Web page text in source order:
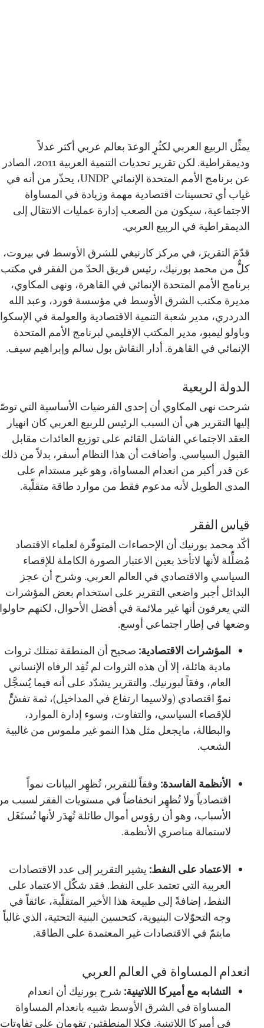
يمثِّل الربيع العربي لكثُرٍ الوعدَ بعالم عربي أكثر عدلاً
وديمقراطية. لكن تقرير تحديات التنمية العربية 2011، الصادر
عن برنامج الأمم المتحدة الإنمائي UNDP، يحذّر من أنه في
غياب أي تحسينات اقتصادية مهمة وزيادة في المساواة
الاجتماعية، سيكون من الصعب إدارة عمليات الانتقال إلى
الديمقراطية في الربيع العربي.
قدّمَ التقريرَ، في مركز كارنيغي للشرق الأوسط في بيروت،
كلٌّ من محمد بورنيك، رئيس فريق الحدّ من الفقر في مكتب
برنامج الأمم المتحدة الإنمائي في القاهرة، ونهى المكاوي،
مديرة مكتب الشرق الأوسط في مؤسسة فورد، وعبد الله
الدردري، مدير شعبة التنمية الاقتصادية والعولمة في الإسكوا،
وباولو ليمبو، مدير المكتب الإقليمي لبرنامج الأمم المتحدة
الإنمائي في القاهرة. أدار النقاش بول سالم وإبراهيم سيف.
الدولة الريعية
شرحت نهى المكاوي أن إحدى الفرضيات الأساسية التي توصّل
إليها التقرير هي أن السبب الرئيس للربيع العربي كان انهيار
العقد الاجتماعي الفاشل القائم على توزيع العائدات مقابل
القبول السياسي. وأضافت أن هذا النظام أسفر، بدلاً من ذلك،
عن قدر أكبر من انعدام المساواة، وهو غير مستدام على
المدى الطويل لأنه مدعوم فقط من موارد طاقة متقلّبة.
قياس الفقر
أكّد محمد بورنيك أن الإحصاءات المتوفّرة لعلماء الاقتصاد
مُضلِّلة لأنها لاتأخذ بعين الاعتبار الصورة الكاملة للإقصاء
السياسي والاقتصادي في العالم العربي. وشرح أن عجز
البدائل أجبر واضعي التقرير على استخدام بعض المؤشرات
التي يعرفون أنها غير ملائمة في أفضل الأحوال، لكنهم حاولوا
وضعها في إطار اجتماعي أوسع.
المؤشرات الاقتصادية:صحيح أن المنطقة تمتلك ثروات
مادية هائلة، إلا أن هذه الثروات لم تُفِد الرفاه الإنساني
العام، وفقاً لبورنيك. والتقرير يشدّد على أنه فيما يُسجَّل
نموّ اقتصادي (ولاسيما ارتفاع في المداخيل)، ثمة تفشٍّ
للإقصاء السياسي، والتفاوت، وسوء إدارة الموارد،
والبطالة، مايجعل مثل هذا النمو غير ملموس من غالبية
الشعب.
الأنظمة الفاسدة:وفقاً للتقرير، تُظهِر البيانات نمواً
اقتصادياً ولا تُظهِر انخفاضاً في مستويات الفقر لسبب من
الأسباب، وهو أن رؤوس أموال طائلة تُهدَر لأنها تُستَغَل
لاستمالة مناصري الأنظمة.
الاعتماد على النفط:يشير التقرير إلى عدد الاقتصادات
العربية التي تعتمد على النفط. فقد شكّل الاعتماد على
النفط، إضافةً إلى طبيعة هذا الأخير المتقلّبة، عائقاً في
وجه التحوّلات البنيوية، كتحسين البنية التحتية، الذي غالباً
مايتمّ في الاقتصادات غير المعتمدة على الطاقة.
انعدام المساواة في العالم العربي
التشابه مع أميركا اللاتينية:شرح بورنيك أن انعدام
المساواة في الشرق الأوسط شبيه بانعدام المساواة
في أميركا اللاتينية. فكلا المنطقتين تقومان على تفاوتات